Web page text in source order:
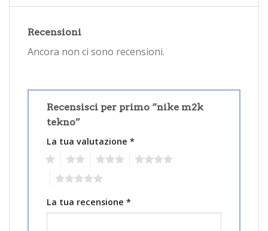
Recensioni
Ancora non ci sono recensioni.
Recensisci per primo “nike m2k
tekno”
La tua valutazione *
La tua recensione *